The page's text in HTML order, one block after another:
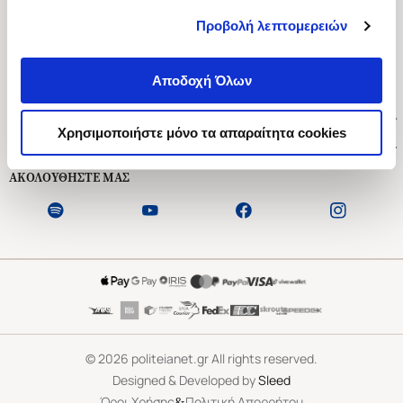
Προβολή λεπτομερειών
Αποδοχή Όλων
Χρησιμοποιήστε μόνο τα απαραίτητα cookies
Ασκληπιού 1-3, Αθήνα 106 79
Δευτέρα - Παρασκευή 09:00-21:00
Εξυπηρέτηση Πελατών
ΑΚΟΛΟΥΘΗΣΤΕ ΜΑΣ
©2026 politeianet.gr All rights reserved.
Designed & Developed bySleed